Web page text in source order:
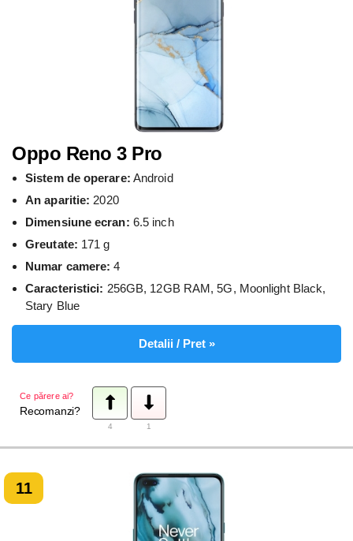
Oppo Reno 3 Pro
Sistem de operare: Android
An aparitie: 2020
Dimensiune ecran: 6.5 inch
Greutate: 171 g
Numar camere: 4
Caracteristici: 256GB, 12GB RAM, 5G, Moonlight Black,
Stary Blue
Detalii / Pret »
Ce părere ai?
Recomanzi?
4 1
11